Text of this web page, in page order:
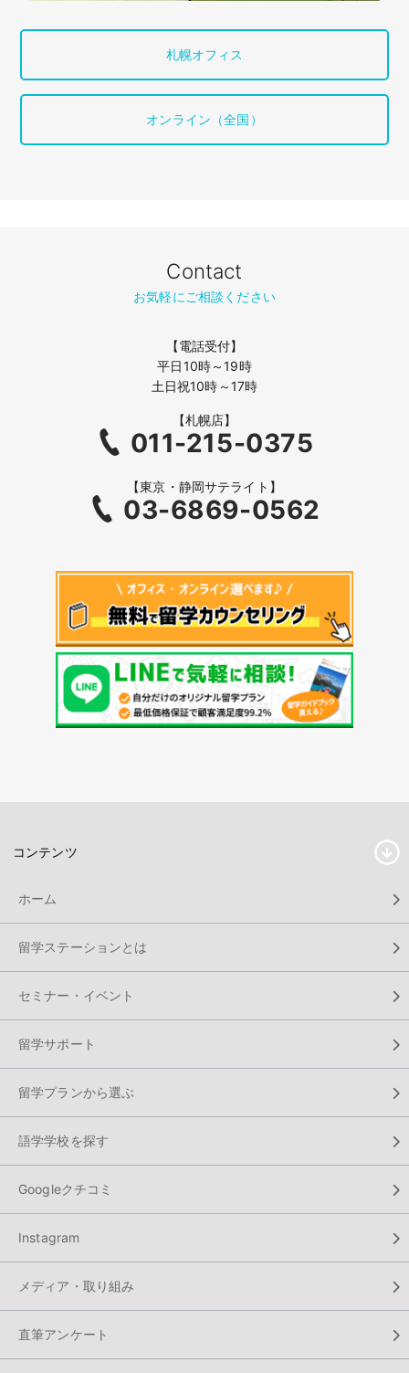
札幌オフィス
オンライン（全国）
Contact
お気軽にご相談ください
【電話受付】
平日10時～19時
土日祝10時～17時
【札幌店】
011-215-0375
【東京・静岡サテライト】
03-6869-0562
コンテンツ
ホーム
留学ステーションとは
セミナー・イベント
留学サポート
留学プランから選ぶ
語学学校を探す
Googleクチコミ
Instagram
メディア・取り組み
直筆アンケート